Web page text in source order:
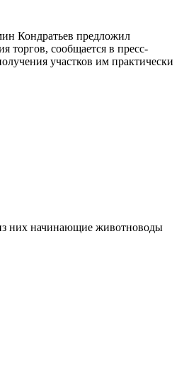
Кондратьев предложил
торгов, сообщается в пресс-
участков им практически
из них начинающие животноводы